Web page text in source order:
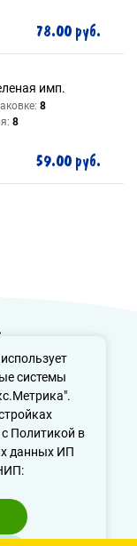
системы
Политикой в
данных ИП
78.00 руб.
имп.
8
8
59.00 руб.